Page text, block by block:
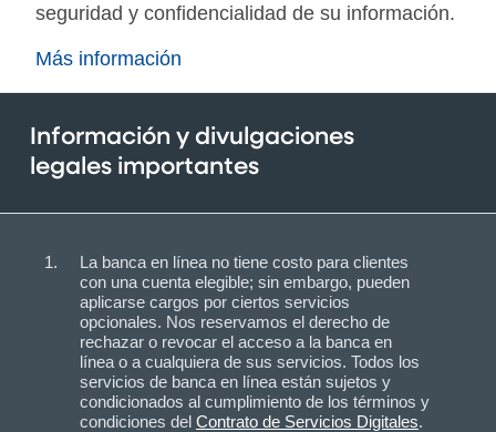
seguridad y confidencialidad de su información.
Más información
Información y divulgaciones
legales importantes
La banca en línea no tiene costo para clientes
con una cuenta elegible; sin embargo, pueden
aplicarse cargos por ciertos servicios
opcionales. Nos reservamos el derecho de
rechazar o revocar el acceso a la banca en
línea o a cualquiera de sus servicios. Todos los
servicios de banca en línea están sujetos y
condicionados al cumplimiento de los términos y
condiciones del Contrato de Servicios Digitales.